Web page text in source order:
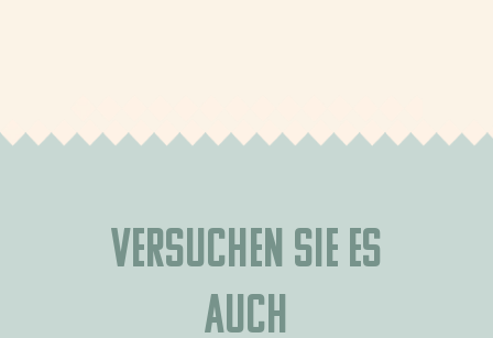
Versuchen Sie es
auch